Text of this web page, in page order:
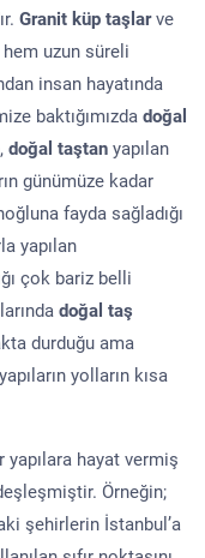
Granit küp taşlarve
hem uzun süreli
insan hayatında
baktığımızda doğal
doğal taştan yapılan
günümüze kadar
fayda sağladığı
yapılan
çok bariz belli
doğal taş
durduğu ama
yolların kısa
hayat vermiş
Örneğin;
şehirlerin İstanbul’a